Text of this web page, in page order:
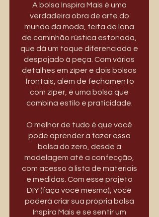
A bolsa Inspira Mais é uma
verdadeira obra de arte do
mundo da moda, feita de lona
de caminhão rústica estonada,
que dá um toque diferenciado e
despojado à peça. Com vários
detalhes em zíper e dois bolsos
frontais, além de fechamento
com zíper, é uma bolsa que
combina estilo e praticidade.
O melhor de tudo é que você
pode aprender a fazer essa
bolsa do zero, desde a
modelagem até a confecção,
com acesso à lista de materiais
e medidas. Com esse projeto
DIY (faça você mesmo), você
poderá criar sua própria bolsa
Inspira Mais e se sentir um